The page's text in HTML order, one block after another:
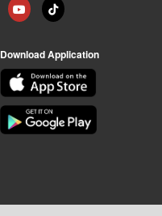
Download Application